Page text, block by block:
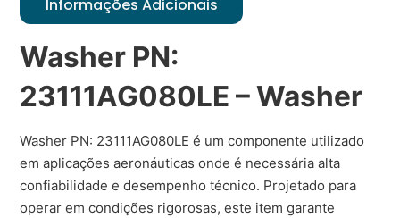
Informações Adicionais
Washer PN:
23111AG080LE – Washer
Washer PN: 23111AG080LE é um componente utilizado
em aplicações aeronáuticas onde é necessária alta
confiabilidade e desempenho técnico. Projetado para
operar em condições rigorosas, este item garante